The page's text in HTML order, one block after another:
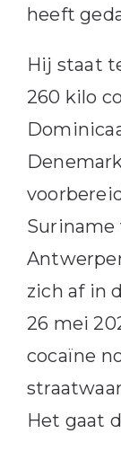
heeft
Hij staat
260 kilo
Suriname
zich af in
26 mei
cocaïne
Het gaat